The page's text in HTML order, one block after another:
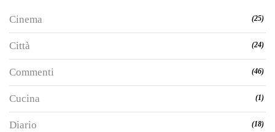
Cinema (25)
Città (24)
Commenti (46)
Cucina (1)
Diario (18)